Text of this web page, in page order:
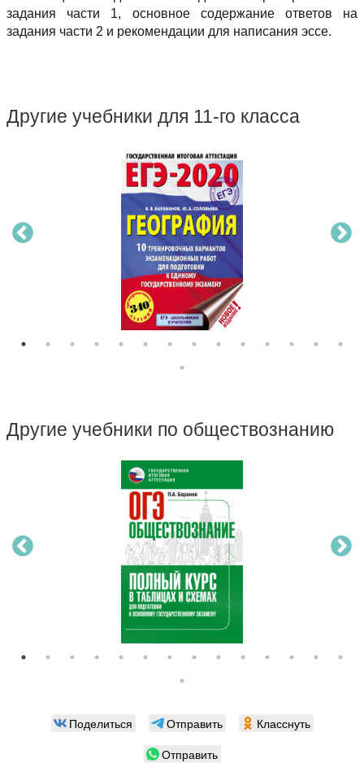
задания части 1, основное содержание ответов на
задания части 2 и рекомендации для написания эссе.
Другие учебники для 11-го класса
Другие учебники по обществознанию
Поделиться Отправить
Класснуть
Отправить